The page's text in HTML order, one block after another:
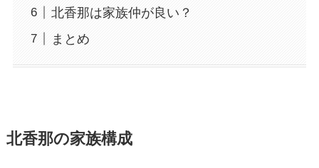
北香那は家族仲が良い？
まとめ
北香那の家族構成